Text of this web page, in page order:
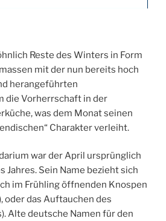
Reste des Winters in Form
mit der nun bereits hoch
herangeführten
die Vorherrschaft in der
was dem Monat seinen
Charakter verleiht.
war der April ursprünglich
Jahres. Sein Name bezieht sich
im Frühling öffnenden Knospen
oder das Auftauchen des
Alte deutsche Namen für den